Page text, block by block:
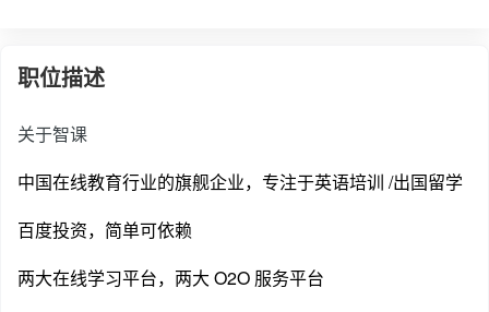
职位描述
关于智课
中国在线教育行业的旗舰企业，专注于英语培训 /出国留学
百度投资，简单可依赖
两大在线学习平台，两大 O2O 服务平台